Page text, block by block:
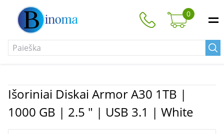
0
Išoriniai Diskai Armor A30 1TB |
1000 GB | 2.5 " | USB 3.1 | White